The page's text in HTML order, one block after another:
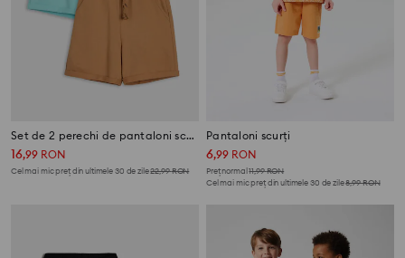
Set de 2 perechi de pantaloni scurți
16,99 RON
Cel mai mic preț din ultimele 30 de zile22,99RON
Pantaloni scurți
6,99 RON
Preț normal11,99RON
Cel mai mic preț din ultimele 30 de zile8,99RON